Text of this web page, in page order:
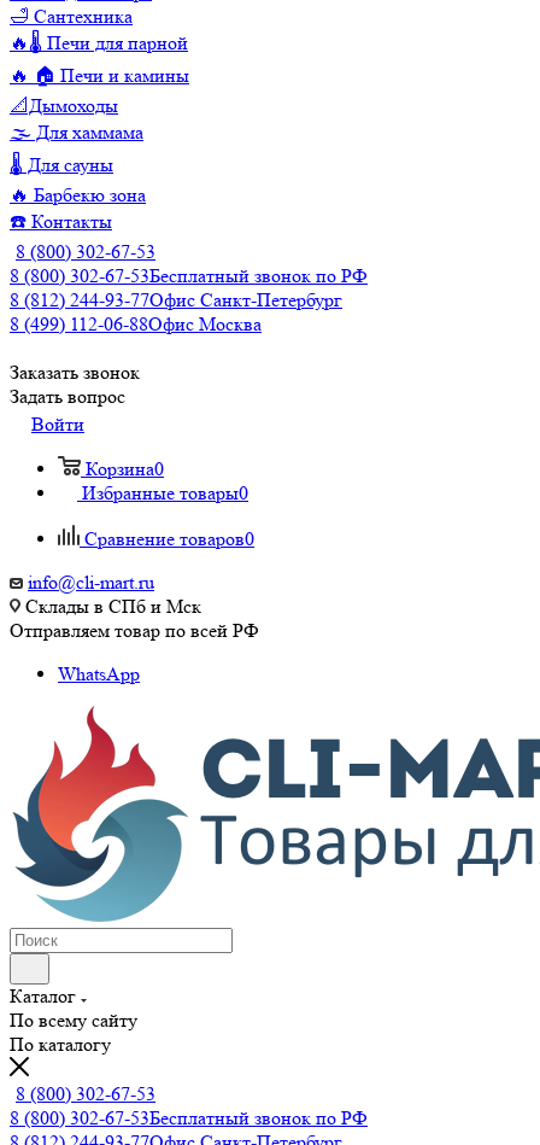
🛁 Сантехника
🔥🌡️ Печи для парной
🔥 🏠 Печи и камины
📐Дымоходы
🌫️ Для хаммама
🌡️ Для сауны
🔥 Барбекю зона
☎️ Контакты
8 (800) 302-67-53
8 (800) 302-67-53Бесплатный звонок по РФ
8 (812) 244-93-77Офис Санкт-Петербург
8 (499) 112-06-88Офис Москва
Заказать звонок
Задать вопрос
Войти
Корзина0
Избранные товары0
Сравнение товаров0
info@cli-mart.ru
Склады в СПб и Мск
Отправляем товар по всей РФ
WhatsApp
Каталог
По всему сайту
По каталогу
8 (800) 302-67-53
8 (800) 302-67-53Бесплатный звонок по РФ